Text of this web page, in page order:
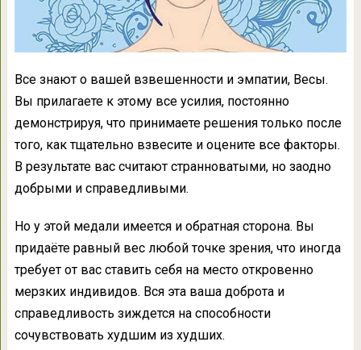
Все знают о вашей взвешенности и эмпатии, Весы.
Вы прилагаете к этому все усилия, постоянно
демонстрируя, что принимаете решения только после
того, как тщательно взвесите и оцените все факторы.
В результате вас считают странноватыми, но заодно
добрыми и справедливыми.
Но у этой медали имеется и обратная сторона. Вы
придаёте равный вес любой точке зрения, что иногда
требует от вас ставить себя на место откровенно
мерзких индивидов. Вся эта ваша доброта и
справедливость зиждется на способности
сочувствовать худшим из худших.